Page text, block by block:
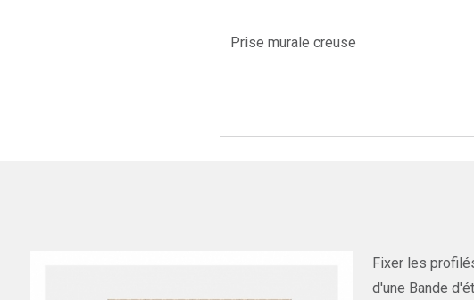
Prise murale creuse
Fixer les
d'une Bande